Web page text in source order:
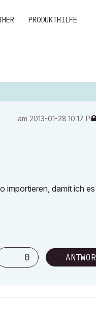
PRODUKTHILFE
am ‎2013-01-28 10:17 PM
importieren, damit ich
0